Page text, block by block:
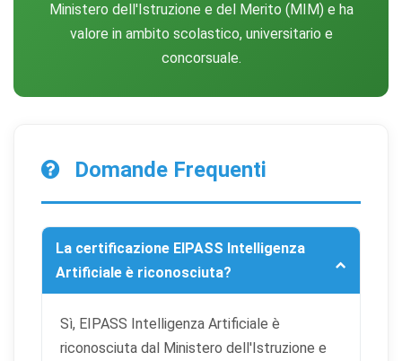
Ministero dell'Istruzione e del Merito (MIM) e ha
valore in ambito scolastico, universitario e
concorsuale.
Domande Frequenti
La certificazione EIPASS Intelligenza
Artificiale è riconosciuta?
Sì, EIPASS Intelligenza Artificiale è
riconosciuta dal Ministero dell'Istruzione e